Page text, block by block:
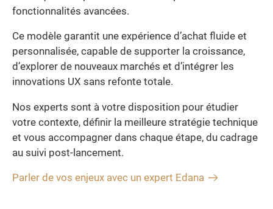
fonctionnalités avancées.
Ce modèle garantit une expérience d’achat fluide et
personnalisée, capable de supporter la croissance,
d’explorer de nouveaux marchés et d’intégrer les
innovations UX sans refonte totale.
Nos experts sont à votre disposition pour étudier
votre contexte, définir la meilleure stratégie technique
et vous accompagner dans chaque étape, du cadrage
au suivi post-lancement.
Parler de vos enjeux avec un expert Edana